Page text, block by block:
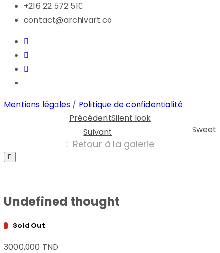
+216 22 572 510
contact@archivart.co
Mentions légales / Politique de confidentialité
PrécédentSilent look
Suivant
Sweet
Retour à la galerie
Undefined thought
Sold Out
3000,000 TND